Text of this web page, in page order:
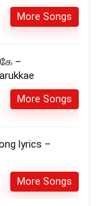
More Songs
–
More Songs
lyrics –
More Songs